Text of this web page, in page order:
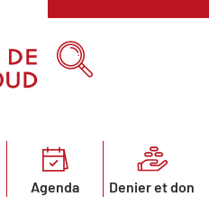
Agenda Denier et don